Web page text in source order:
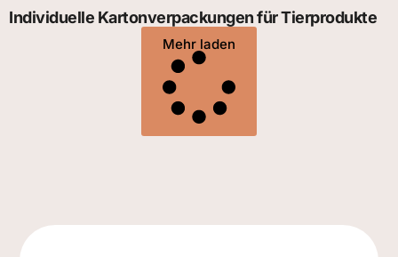
Individuelle Kartonverpackungen für Tierprodukte
Mehr laden